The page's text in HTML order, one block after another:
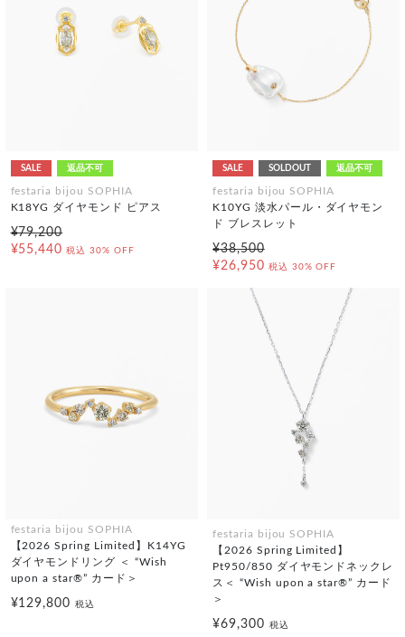
SALE 返品不可
festaria bijou SOPHIA
K18YG ダイヤモンド ピアス
¥79,200
¥55,440 税込 30% OFF
SALE SOLDOUT 返品不可
festaria bijou SOPHIA
K10YG 淡水パール・ダイヤモン
ド ブレスレット
¥38,500
¥26,950 税込 30% OFF
festaria bijou SOPHIA
【2026 Spring Limited】K14YG
ダイヤモンドリング ＜ “Wish
upon a star®” カード＞
¥129,800税込
festaria bijou SOPHIA
【2026 Spring Limited】
Pt950/850 ダイヤモンドネックレ
ス＜ “Wish upon a star®” カード
＞
¥69,300 税込